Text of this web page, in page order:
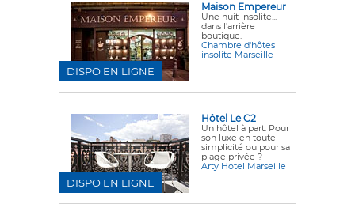
Maison Empereur
Une nuit insolite...
dans l'arrière
boutique.
Chambre d'hôtes
insolite Marseille
DISPO EN LIGNE
Hôtel Le C2
Un hôtel à part. Pour
son luxe en toute
simplicité ou pour sa
plage privée ?
Arty Hotel Marseille
DISPO EN LIGNE